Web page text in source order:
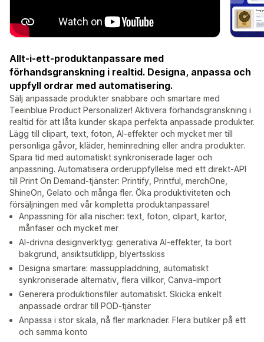
Allt-i-ett-produktanpassare med
förhandsgranskning i realtid. Designa, anpassa och
uppfyll ordrar med automatisering.
Sälj anpassade produkter snabbare och smartare med
Teeinblue Product Personalizer! Aktivera förhandsgranskning i
realtid för att låta kunder skapa perfekta anpassade produkter.
Lägg till clipart, text, foton, AI-effekter och mycket mer till
personliga gåvor, kläder, heminredning eller andra produkter.
Spara tid med automatiskt synkroniserade lager och
anpassning. Automatisera orderuppfyllelse med ett direkt-API
till Print On Demand-tjänster: Printify, Printful, merchOne,
ShineOn, Gelato och många fler. Öka produktiviteten och
försäljningen med vår kompletta produktanpassare!
Anpassning för alla nischer: text, foton, clipart, kartor,
månfaser och mycket mer
AI-drivna designverktyg: generativa AI-effekter, ta bort
bakgrund, ansiktsutklipp, blyertsskiss
Designa smartare: massuppladdning, automatiskt
synkroniserade alternativ, flera villkor, Canva-import
Generera produktionsfiler automatiskt. Skicka enkelt
anpassade ordrar till POD-tjänster
Anpassa i stor skala, nå fler marknader. Flera butiker på ett
och samma konto